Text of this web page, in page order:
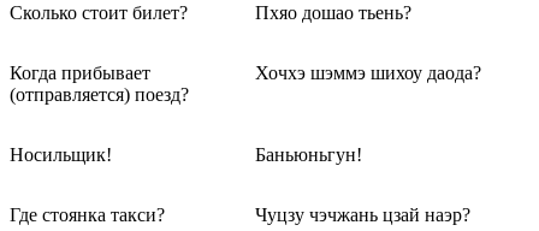
Сколько стоит билет? Пхяо дошао тьень?
Когда прибывает
(отправляется) поезд?
Хочхэ шэммэ шихоу даода?
Носильщик! Баньюньгун!
Где стоянка такси? Чуцзу чэчжань цзай наэр?